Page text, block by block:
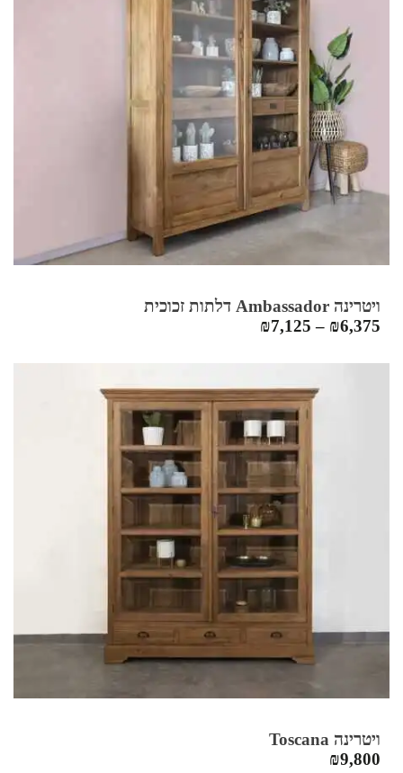
ויטרינה Ambassador דלתות זכוכית
₪6,375
–
₪7,125
ויטרינה Toscana
₪9,800